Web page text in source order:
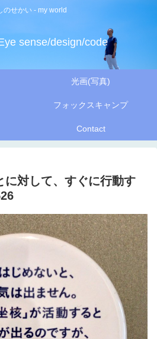
のせかい - my world
sense/design/code
光画(写真)
フォックスキャンプ
Contact
に対して、すぐに行動す